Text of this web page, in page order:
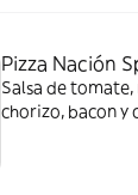
Pizza Nación
Salsa de
chorizo, bacon y